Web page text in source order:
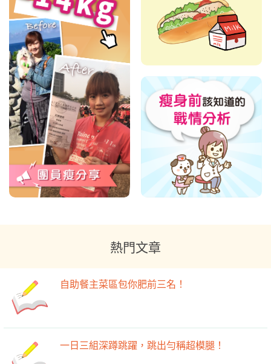
熱門文章
自助餐主菜區包你肥前三名！
一日三組深蹲跳躍，跳出勻稱超模腿！